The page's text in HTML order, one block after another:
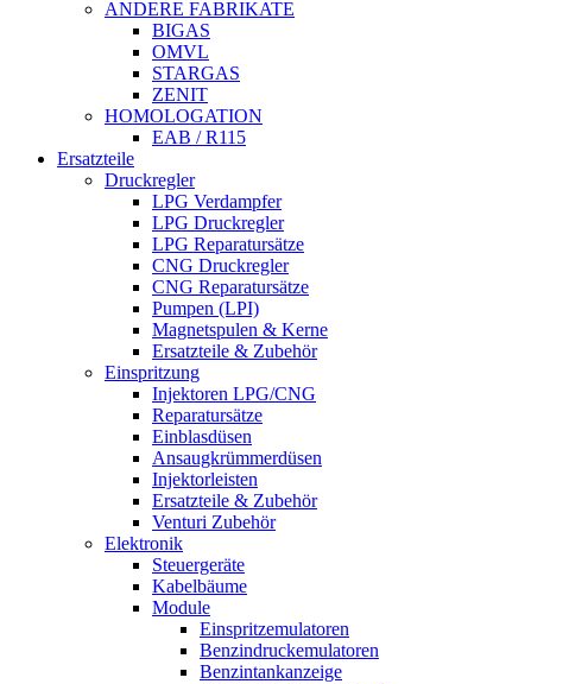
ANDERE FABRIKATE
BIGAS
OMVL
STARGAS
ZENIT
HOMOLOGATION
EAB / R115
Ersatzteile
Druckregler
LPG Verdampfer
LPG Druckregler
LPG Reparatursätze
CNG Druckregler
CNG Reparatursätze
Pumpen (LPI)
Magnetspulen & Kerne
Ersatzteile & Zubehör
Einspritzung
Injektoren LPG/CNG
Reparatursätze
Einblasdüsen
Ansaugkrümmerdüsen
Injektorleisten
Ersatzteile & Zubehör
Venturi Zubehör
Elektronik
Steuergeräte
Kabelbäume
Module
Einspritzemulatoren
Benzindruckemulatoren
Benzintankanzeige